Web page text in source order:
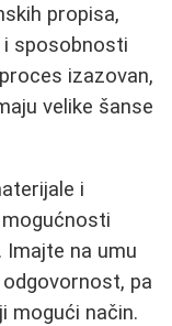
propisa,
i sposobnosti
izazovan,
velike šanse
i
na umu
pa
mogući način.